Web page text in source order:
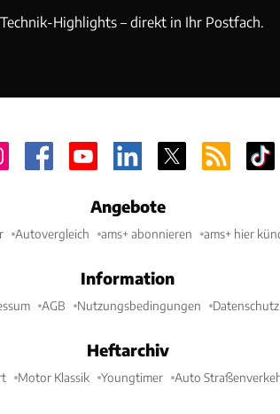
Highlights – direkt in Ihr Postfach.
Angebote
Autovergleich ams+ abonnieren ams+ hier
Information
AGB Nutzungsbedingungen Datenschutz
Heftarchiv
Motor Klassik Youngtimer Auto